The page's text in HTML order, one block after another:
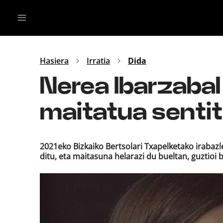
B Aldea
Bitan
Hasiera Irratia Dida
Nerea
maitatua
2021eko Bizkaiko Bertsolari Txapelketako
ditu, eta maitasuna helarazi du bueltan, guztioi